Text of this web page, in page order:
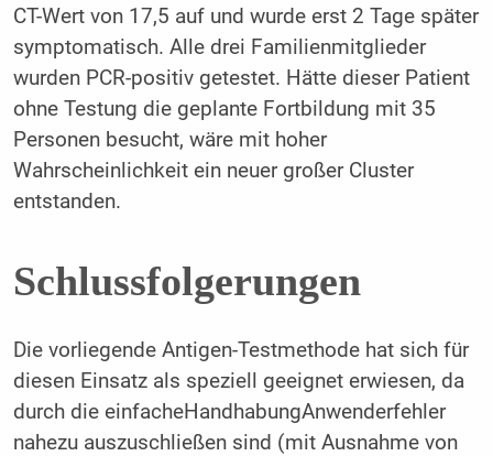
CT-Wert von 17,5 auf und wurde erst 2 Tage später
symptomatisch. Alle drei Familienmitglieder
wurden PCR-positiv getestet. Hätte dieser Patient
ohne Testung die geplante Fortbildung mit 35
Personen besucht, wäre mit hoher
Wahrscheinlichkeit ein neuer großer Cluster
entstanden.
Schlussfolgerungen
Die vorliegende Antigen-Testmethode hat sich für
diesen Einsatz als speziell geeignet erwiesen, da
durch die einfacheHandhabungAnwenderfehler
nahezu auszuschließen sind (mit Ausnahme von